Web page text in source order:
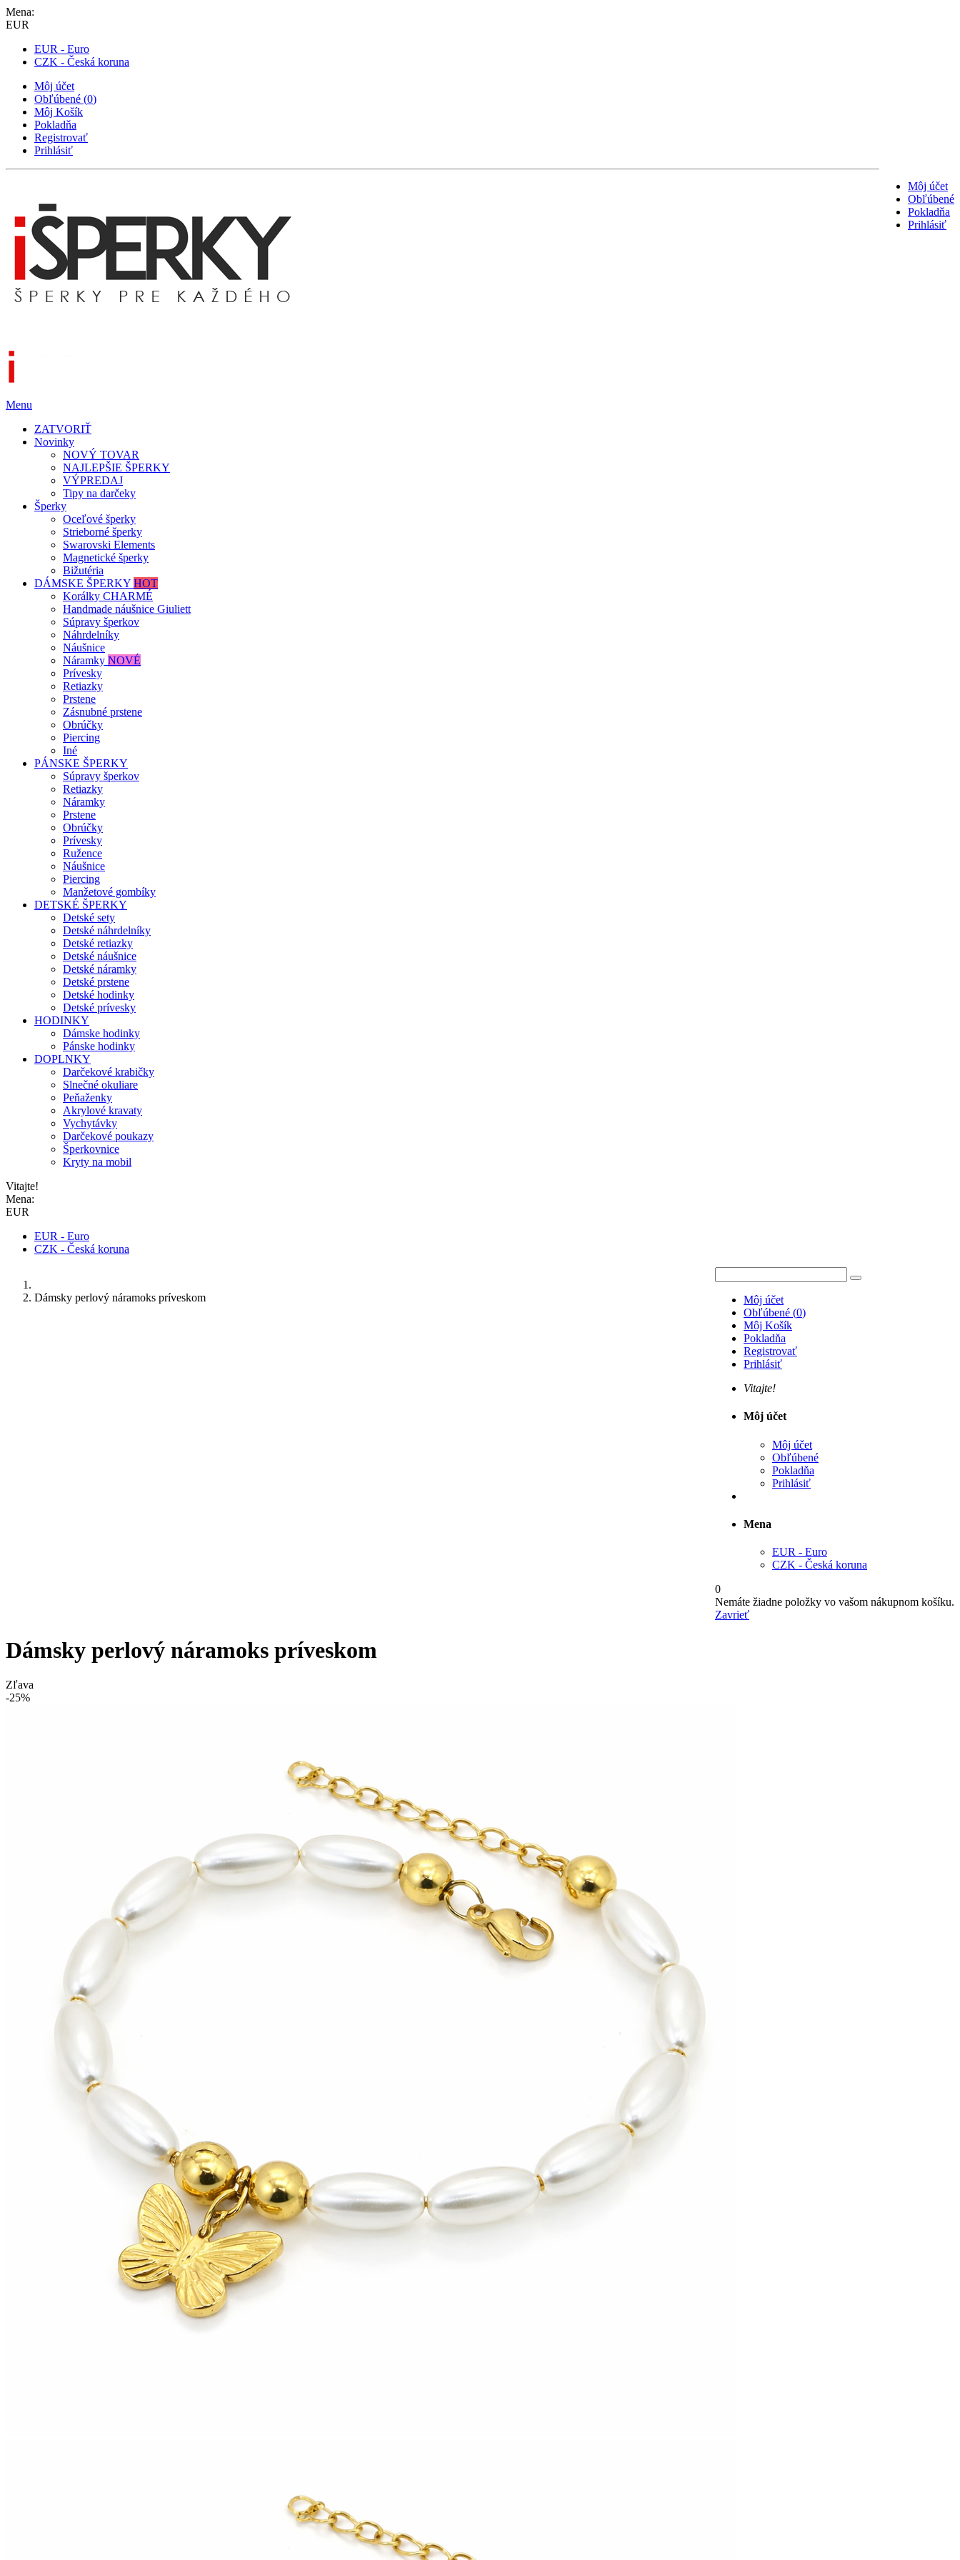
Mena:
EUR
EUR - Euro
CZK - Česká koruna
Môj účet
Obľúbené (0)
Môj Košík
Pokladňa
Registrovať
Prihlásiť
Môj účet
Obľúbené
Pokladňa
Prihlásiť
Menu
ZATVORIŤ
Novinky
NOVÝ TOVAR
NAJLEPŠIE ŠPERKY
VÝPREDAJ
Tipy na darčeky
Šperky
Oceľové šperky
Strieborné šperky
Swarovski Elements
Magnetické šperky
Bižutéria
DÁMSKE ŠPERKY HOT
Korálky CHARMÉ
Handmade náušnice Giuliett
Súpravy šperkov
Náhrdelníky
Náušnice
Náramky NOVÉ
Prívesky
Retiazky
Prstene
Zásnubné prstene
Obrúčky
Piercing
Iné
PÁNSKE ŠPERKY
Súpravy šperkov
Retiazky
Náramky
Prstene
Obrúčky
Prívesky
Ružence
Náušnice
Piercing
Manžetové gombíky
DETSKÉ ŠPERKY
Detské sety
Detské náhrdelníky
Detské retiazky
Detské náušnice
Detské náramky
Detské prstene
Detské hodinky
Detské prívesky
HODINKY
Dámske hodinky
Pánske hodinky
DOPLNKY
Darčekové krabičky
Slnečné okuliare
Peňaženky
Akrylové kravaty
Vychytávky
Darčekové poukazy
Šperkovnice
Kryty na mobil
Vitajte!
Mena:
EUR
EUR - Euro
CZK - Česká koruna
Môj účet
Obľúbené (0)
Môj Košík
Pokladňa
Registrovať
Prihlásiť
Vitajte!
Môj účet
Môj účet
Obľúbené
Pokladňa
Prihlásiť
Mena
EUR - Euro
CZK - Česká koruna
0
Nemáte žiadne položky vo vašom nákupnom košíku.
Zavrieť
Dámsky perlový náramoks príveskom
Dámsky perlový náramoks príveskom
Zľava
-25%